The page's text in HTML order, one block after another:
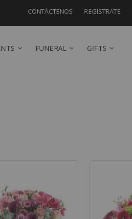
CONTÁCTENOS REGISTRATE
FUNERAL GIFTS